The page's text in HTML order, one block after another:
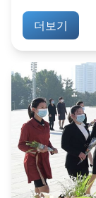
더보기